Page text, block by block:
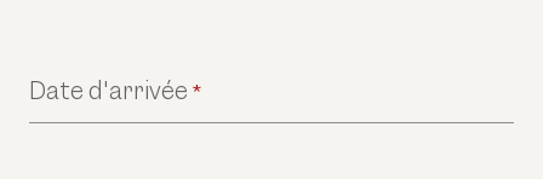
Date d'arrivée *